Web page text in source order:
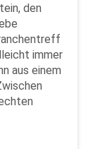
den
immer
aus einem